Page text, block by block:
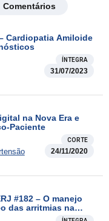
Comentários
Cardiopatia Amiloide
ÍNTEGRA
31/07/2023
na Nova Era e
Paciente
CORTE
24/11/2020
#182 – O manejo
das arritmias na